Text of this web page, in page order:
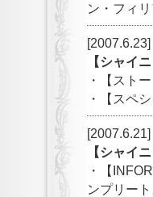
ン・フィ
[2007.6.23]
【シャイ
・【スト
・【スペ
[2007.6.21]
【シャイ
・【
ンプリー